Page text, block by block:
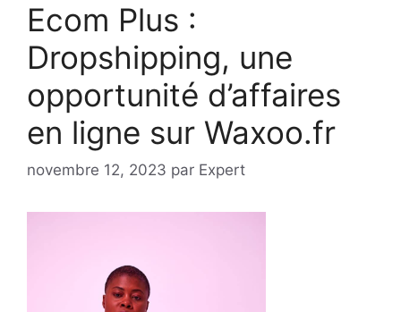
Ecom Plus :
Dropshipping, une
opportunité d’affaires
en ligne sur Waxoo.fr
novembre 12, 2023 par Expert